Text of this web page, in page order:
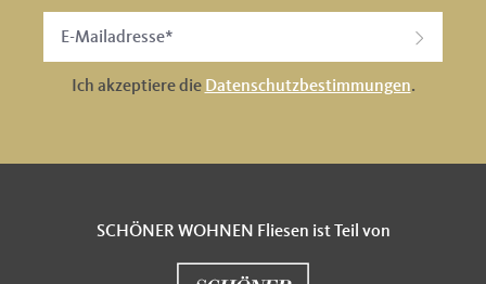
Ich akzeptiere die Datenschutzbestimmungen.
SCHÖNER WOHNEN Fliesen ist Teil von